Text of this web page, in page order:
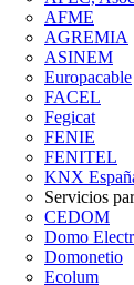
AFME
AGREMIA
ASINEM
Europacable
FACEL
Fegicat
FENIE
FENITEL
KNX
Servicios
CEDOM
Domo
Domonetio
Ecolum